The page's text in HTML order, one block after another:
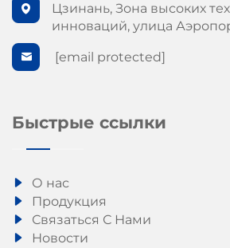
Цзинань, Зона высоких
инноваций, улица
[email protected]
Быстрые ссылки
О нас
Продукция
Связаться С Нами
Новости